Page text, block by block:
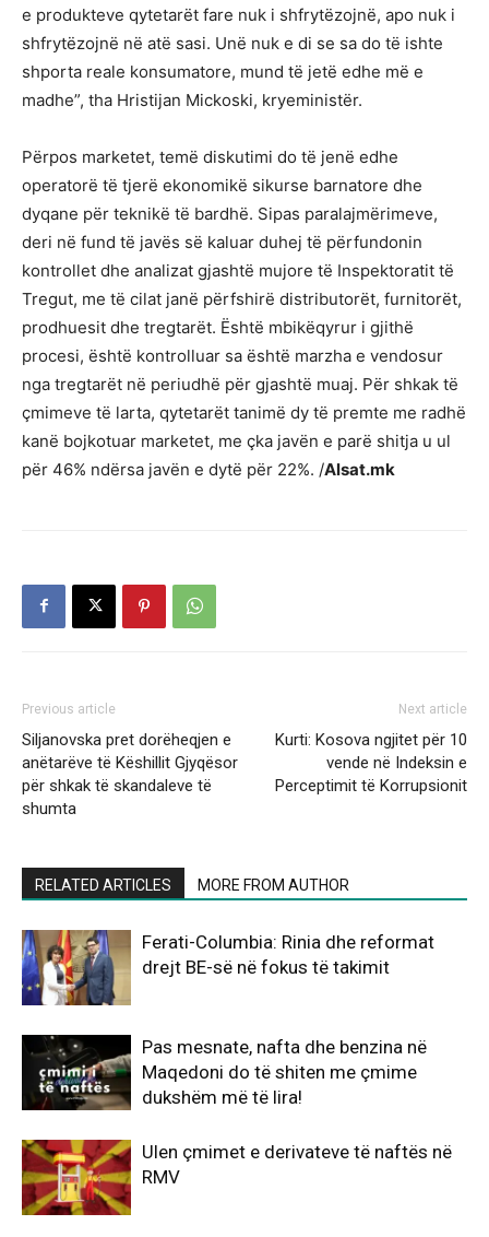
e produkteve qytetarët fare nuk i shfrytëzojnë, apo nuk i
shfrytëzojnë në atë sasi. Unë nuk e di se sa do të ishte
shporta reale konsumatore, mund të jetë edhe më e
madhe”, tha Hristijan Mickoski, kryeministër.
Përpos marketet, temë diskutimi do të jenë edhe
operatorë të tjerë ekonomikë sikurse barnatore dhe
dyqane për teknikë të bardhë. Sipas paralajmërimeve,
deri në fund të javës së kaluar duhej të përfundonin
kontrollet dhe analizat gjashtë mujore të Inspektoratit të
Tregut, me të cilat janë përfshirë distributorët, furnitorët,
prodhuesit dhe tregtarët. Është mbikëqyrur i gjithë
procesi, është kontrolluar sa është marzha e vendosur
nga tregtarët në periudhë për gjashtë muaj. Për shkak të
çmimeve të larta, qytetarët tanimë dy të premte me radhë
kanë bojkotuar marketet, me çka javën e parë shitja u ul
për 46% ndërsa javën e dytë për 22%. /Alsat.mk
Previous article
Siljanovska pret dorëheqjen e
anëtarëve të Këshillit Gjyqësor
për shkak të skandaleve të
shumta
Next article
Kurti: Kosova ngjitet për 10
vende në Indeksin e
Perceptimit të Korrupsionit
RELATED ARTICLES MORE FROM AUTHOR
Ferati-Columbia: Rinia dhe reformat
drejt BE-së në fokus të takimit
Pas mesnate, nafta dhe benzina në
Maqedoni do të shiten me çmime
dukshëm më të lira!
Ulen çmimet e derivateve të naftës në
RMV